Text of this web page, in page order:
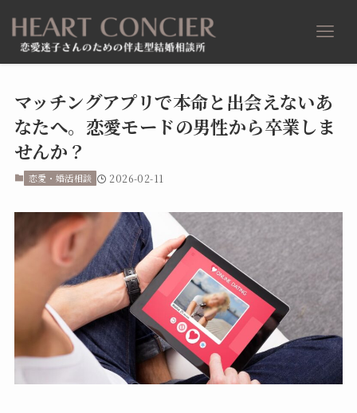
マッチングアプリで本命と出会えないあ
なたへ。恋愛モードの男性から卒業しま
せんか？
恋愛・婚活相談 2026-02-11